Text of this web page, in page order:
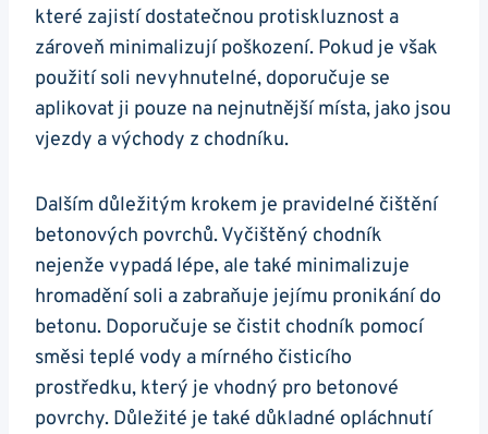
které zajistí dostatečnou protiskluznost a
zároveň minimalizují ​poškození. Pokud⁤ je však
použití soli nevyhnutelné, doporučuje se
aplikovat ji pouze na nejnutnější místa, ⁢jako jsou
vjezdy a východy z chodníku.
Dalším důležitým krokem je pravidelné čištění
betonových povrchů. ‍Vyčištěný chodník
nejenže vypadá lépe, ‌ale také minimalizuje
hromadění soli a zabraňuje jejímu pronikání do‌
betonu. Doporučuje​ se čistit chodník⁣ pomocí
směsi teplé vody a mírného čisticího
prostředku, který je vhodný pro betonové
povrchy. Důležité​ je také důkladné opláchnutí